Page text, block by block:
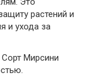
растений и
и ухода за
Мирсини